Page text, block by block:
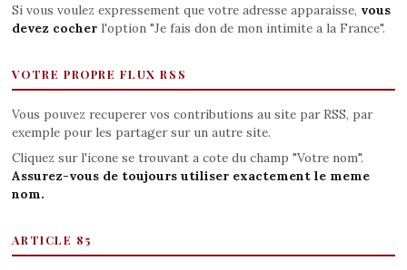
Si vous voulez expressement que votre adresse apparaisse, vous
devez cocherl'option "Je fais don de mon intimite a la France".
VOTRE PROPRE FLUX RSS
Vous pouvez recuperer vos contributions au site par RSS, par
exemple pour les partager sur un autre site.
Cliquez sur l'icone se trouvant a cote du champ "Votre nom".
Assurez-vous de toujours utiliser exactement le meme
nom.
ARTICLE 85